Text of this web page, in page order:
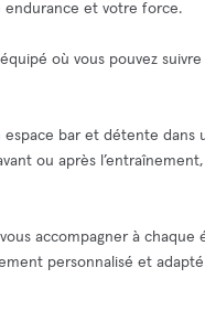
endurance et votre force.
où vous pouvez
espace bar et détente
ou après
accompagner à
personnalisé et